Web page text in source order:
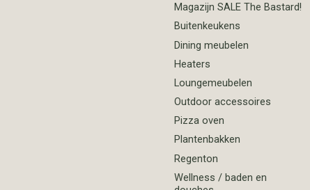
Magazijn SALE The Bastard!
Buitenkeukens
Dining meubelen
Heaters
Loungemeubelen
Outdoor accessoires
Pizza oven
Plantenbakken
Regenton
Wellness / baden en